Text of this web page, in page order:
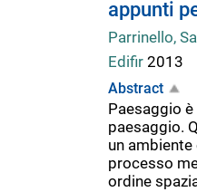
documento
appunti
Parrinello,
Edifir 2013
Abstract
Paesaggio
paesaggio.
un
processo
ordine